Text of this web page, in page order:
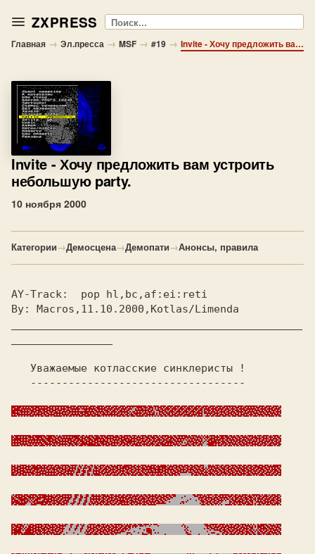
ZXPRESS Поиск
Главная → Эл.пресса → MSF → #19 → Invite - Хочу предложить вам устроить небольшую party.
Invite - Хочу предложить вам устроить
небольшую party.
10 ноября 2000
Категории→Демосцена→Демопати→Анонсы, правила
AY-Track:
By:
   Уважаемые котласские синклеристы !
   ----------------------------------